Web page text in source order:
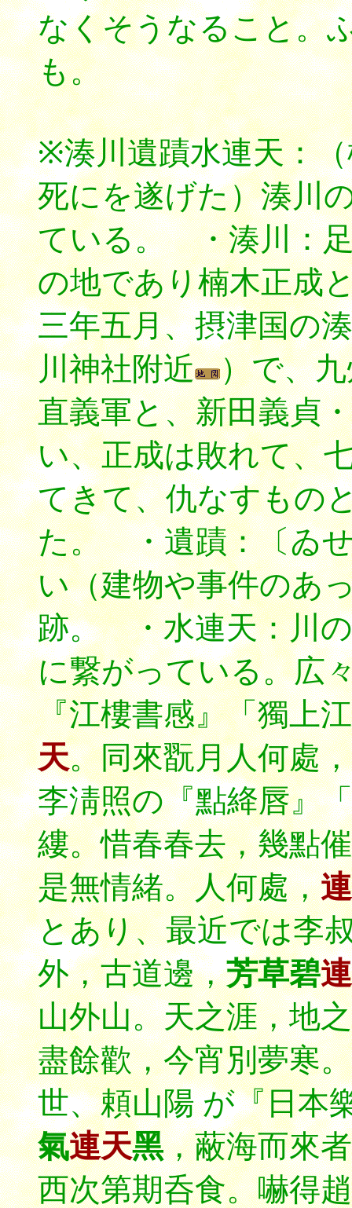
なくそうなること。
も。
※湊川遺蹟水連天：
死にを遂げた）湊川
ている。 ・湊川：
の地であり楠木正成
三年五月、摂津国の
川神社附近
）で、
直義軍と、新田義貞
い、正成は敗れて、
てきて、仇なすもの
た。 ・遺蹟：〔ゐ
い（建物や事件のあ
跡。 ・水連天：川
に繋がっている。広
『江樓書感』「獨上
天。同來翫月人何處
李淸照の『點絳唇』
縷。惜春春去，幾
是無情緒。人何處，
とあり、最近では李
外，古道邊，芳草碧
山外山。天之涯，地
盡餘歡，今宵別夢寒
世、頼山陽 が『日本
氣連天黑，蔽海而來
西次第期呑食。嚇得